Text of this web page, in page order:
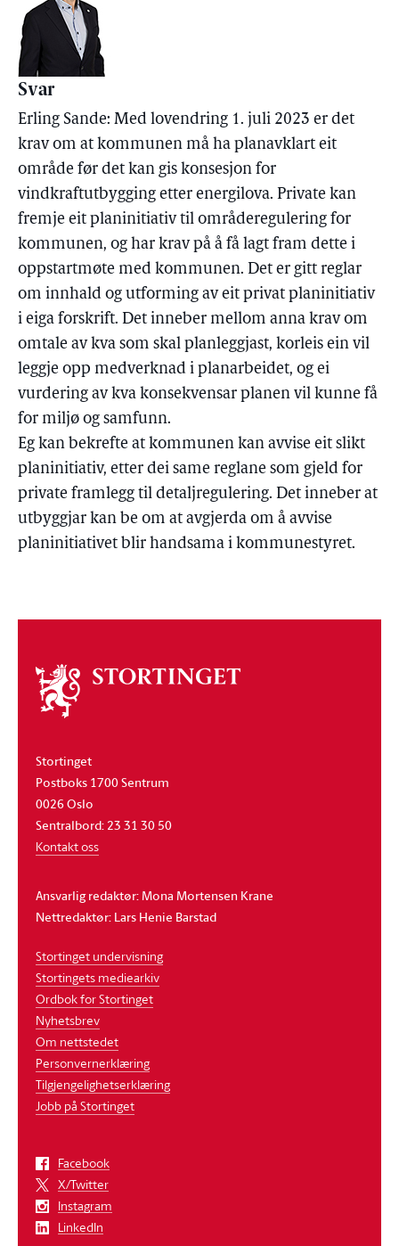
Svar
Erling Sande: Med lovendring 1. juli 2023 er det
krav om at kommunen må ha planavklart eit
område før det kan gis konsesjon for
vindkraftutbygging etter energilova. Private kan
fremje eit planinitiativ til områderegulering for
kommunen, og har krav på å få lagt fram dette i
oppstartmøte med kommunen. Det er gitt reglar
om innhald og utforming av eit privat planinitiativ
i eiga forskrift. Det inneber mellom anna krav om
omtale av kva som skal planleggjast, korleis ein vil
leggje opp medverknad i planarbeidet, og ei
vurdering av kva konsekvensar planen vil kunne få
for miljø og samfunn.
Eg kan bekrefte at kommunen kan avvise eit slikt
planinitiativ, etter dei same reglane som gjeld for
private framlegg til detaljregulering. Det inneber at
utbyggjar kan be om at avgjerda om å avvise
planinitiativet blir handsama i kommunestyret.
Om
stortinget
Stortinget
Postboks 1700 Sentrum
0026 Oslo
Sentralbord: 23 31 30 50
Kontakt oss
Ansvarlig redaktør: Mona Mortensen Krane
Nettredaktør: Lars Henie Barstad
Stortinget undervisning
Stortingets mediearkiv
Ordbok for Stortinget
Nyhetsbrev
Om nettstedet
Personvernerklæring
Tilgjengelighetserklæring
Jobb på Stortinget
Facebook
X/Twitter
Instagram
LinkedIn